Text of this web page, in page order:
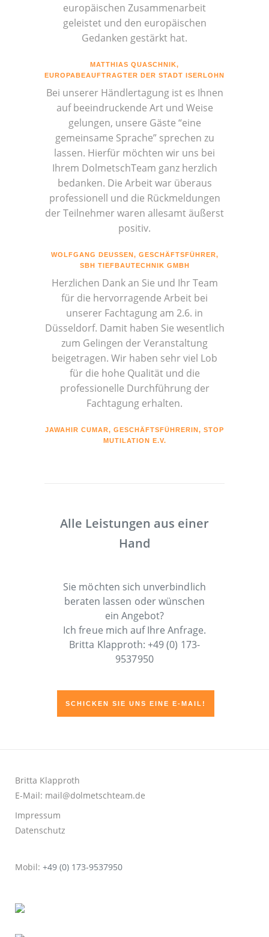
europäischen Zusammenarbeit
geleistet und den europäischen
Gedanken gestärkt hat.
MATTHIAS QUASCHNIK,
EUROPABEAUFTRAGTER DER STADT ISERLOHN
Bei unserer Händlertagung ist es Ihnen
auf beeindruckende Art und Weise
gelungen, unsere Gäste “eine
gemeinsame Sprache” sprechen zu
lassen. Hierfür möchten wir uns bei
Ihrem DolmetschTeam ganz herzlich
bedanken. Die Arbeit war überaus
professionell und die Rückmeldungen
der Teilnehmer waren allesamt äußerst
positiv.
WOLFGANG DEUSSEN, GESCHÄFTSFÜHRER,
SBH TIEFBAUTECHNIK GMBH
Herzlichen Dank an Sie und Ihr Team
für die hervorragende Arbeit bei
unserer Fachtagung am 2.6. in
Düsseldorf. Damit haben Sie wesentlich
zum Gelingen der Veranstaltung
beigetragen. Wir haben sehr viel Lob
für die hohe Qualität und die
professionelle Durchführung der
Fachtagung erhalten.
JAWAHIR CUMAR, GESCHÄFTSFÜHRERIN, STOP
MUTILATION E.V.
Alle Leistungen aus einer
Hand
Sie möchten sich unverbindlich
beraten lassen oder wünschen
ein Angebot?
Ich freue mich auf Ihre Anfrage.
Britta Klapproth: +49 (0) 173-
9537950
SCHICKEN SIE UNS EINE E-MAIL!
Britta Klapproth
E-Mail: mail@dolmetschteam.de
Impressum
Datenschutz
Mobil: +49 (0) 173-9537950